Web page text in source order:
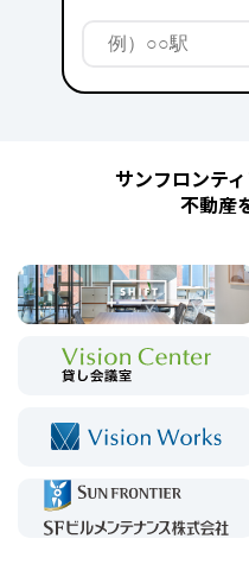
サンフロンテ
不動産